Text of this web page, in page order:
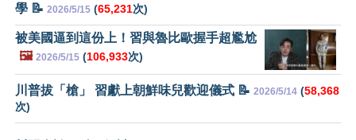
學 📝 2026/5/15 (65,231次)
被美國逼到這份上！習與魯比歐握手超尷尬
🖼️ 2026/5/15 (106,933次)
川普拔「槍」 習獻上朝鮮味兒歡迎儀式 📝 2026/5/14 (58,368
次)